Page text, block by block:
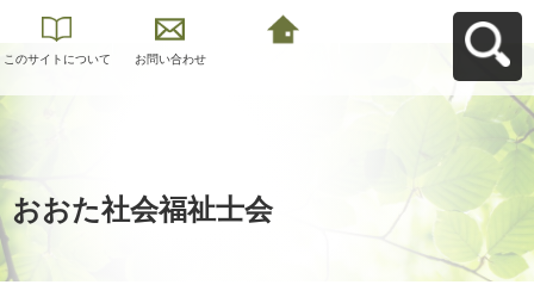
このサイトについて お問い合わせ
おおた社会福祉士会